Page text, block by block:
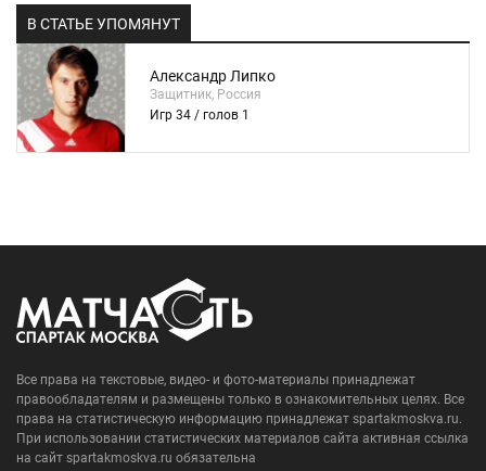
В СТАТЬЕ УПОМЯНУТ
Александр Липко
Защитник, Россия
Игр 34 / голов 1
Все права на текстовые, видео- и фото-материалы принадлежат
правообладателям и размещены только в ознакомительных целях. Все
права на статистическую информацию принадлежат spartakmoskva.ru.
При использовании статистических материалов сайта активная ссылка
на сайт spartakmoskva.ru обязательна